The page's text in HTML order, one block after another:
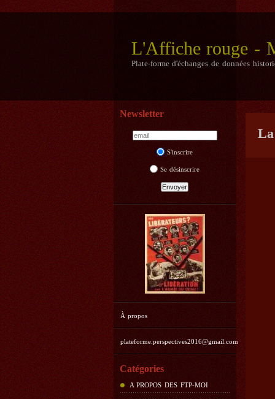
L'Affiche rouge -
Plate-forme d'échanges de données
Newsletter
S'inscrire
Se désinscrire
À propos
plateforme.perspectives2016@gmail.com
Catégories
A PROPOS DES FTP-MOI